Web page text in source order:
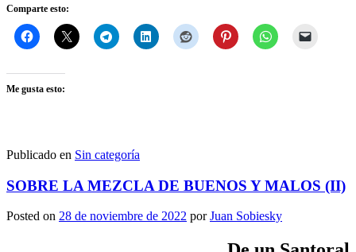
Comparte esto:
Me gusta esto:
Publicado en Sin categoría
SOBRE LA MEZCLA DE BUENOS Y MALOS (II)
Posted on 28 de noviembre de 2022 porJuan Sobiesky